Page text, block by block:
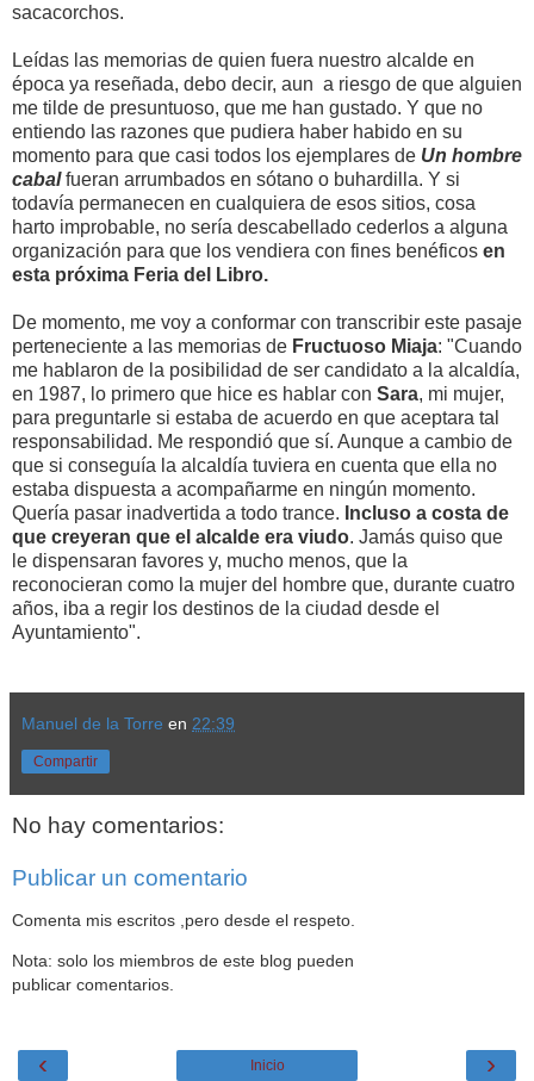
sacacorchos.
Leídas las memorias de quien fuera nuestro alcalde en
época ya reseñada, debo decir, aun a riesgo de que alguien
me tilde de presuntuoso, que me han gustado. Y que no
entiendo las razones que pudiera haber habido en su
momento para que casi todos los ejemplares de Un hombre
cabalfueran arrumbados en sótano o buhardilla. Y si
todavía permanecen en cualquiera de esos sitios, cosa
harto improbable, no sería descabellado cederlos a alguna
organización para que los vendiera con fines benéficos en
esta próxima Feria del Libro.
De momento, me voy a conformar con transcribir este pasaje
perteneciente a las memorias de Fructuoso Miaja: "Cuando
me hablaron de la posibilidad de ser candidato a la alcaldía,
en 1987, lo primero que hice es hablar con Sara, mi mujer,
para preguntarle si estaba de acuerdo en que aceptara tal
responsabilidad. Me respondió que sí. Aunque a cambio de
que si conseguía la alcaldía tuviera en cuenta que ella no
estaba dispuesta a acompañarme en ningún momento.
Quería pasar inadvertida a todo trance. Incluso a costa de
que creyeran que el alcalde era viudo. Jamás quiso que
le dispensaran favores y, mucho menos, que la
reconocieran como la mujer del hombre que, durante cuatro
años, iba a regir los destinos de la ciudad desde el
Ayuntamiento".
Manuel de la Torre en 22:39
Compartir
No hay comentarios:
Publicar un comentario
Comenta mis escritos ,pero desde el respeto.
Nota: solo los miembros de este blog pueden
publicar comentarios.
‹ ›
Inicio